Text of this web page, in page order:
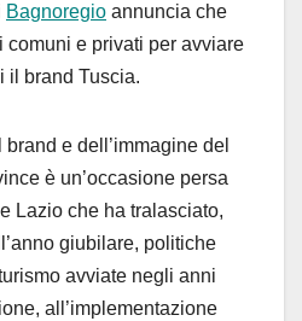
Bagnoregio annuncia che
comuni e privati per avviare
il brand Tuscia.
e dell’immagine del
è un’occasione persa
Lazio che ha tralasciato,
giubilare, politiche
avviate negli anni
all’implementazione